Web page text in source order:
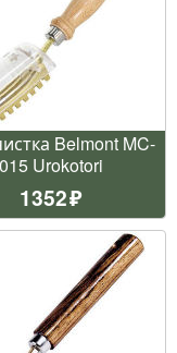
Belmont MC-
015 Urokotori
1352